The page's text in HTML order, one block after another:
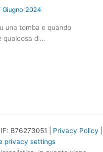
Giugno 2024
una tomba e quando
qualcosa di…
B76273051 | Privacy Policy
privacy settings